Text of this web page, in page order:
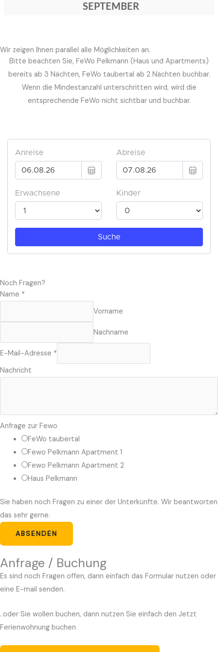
Wir zeigen Ihnen parallel alle Möglichkeiten an.
Bitte beachten Sie, FeWo Pelkmann (Haus und Apartments)
bereits ab 3 Nächten, FeWo taubertal ab 2 Nächten buchbar.
Wenn die Mindestanzahl unterschritten wird, wird die
entsprechende FeWo nicht sichtbar und buchbar.
Noch Fragen?
Name *
Vorname
Nachname
E-Mail-Adresse *
N
N
c
h
t
E
M
a
i
d
Nachricht
Anfrage zur Fewo
FeWo taubertal
Fewo Pelkmann Apartment 1
Fewo Pelkmann Apartment 2
Haus Pelkmann
Sie haben noch Fragen zu einer der Unterkünfte. Wir beantworten
das sehr gerne.
ABSENDEN
Anfrage / Buchung
Es sind noch Fragen offen, dann einfach das Formular nutzen oder
eine E-mail senden.
..oder Sie wollen buchen, dann nutzen Sie einfach den Jetzt
Ferienwohnung buchen